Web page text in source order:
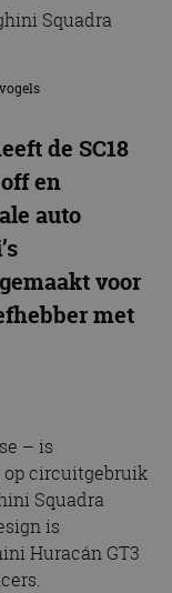
Squadra
de SC18
en
auto
voor
met
– is
op circuitgebruik
Squadra
is
Huracán GT3